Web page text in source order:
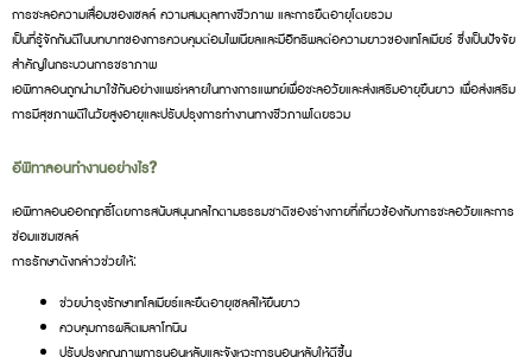
การชะลอความเสื่อมของเซลล์ ความสมดุลทางชีวภาพ และการยืดอายุโดยรวม
เป็นที่รู้จักกันดีในบทบาทของการควบคุมต่อมไพเนียลและมีอิทธิพลต่อความยาวของเทโลเมียร์ ซึ่งเป็นปัจจัย
สำคัญในกระบวนการชราภาพ
เอพิทาลอนถูกนำมาใช้กันอย่างแพร่หลายในทางการแพทย์เพื่อชะลอวัยและส่งเสริมอายุยืนยาว เพื่อส่งเสริม
การมีสุขภาพดีในวัยสูงอายุและปรับปรุงการทำงานทางชีวภาพโดยรวม
อีพิทาลอนทำงานอย่างไร?
เอพิทาลอนออกฤทธิ์โดยการสนับสนุนกลไกตามธรรมชาติของร่างกายที่เกี่ยวข้องกับการชะลอวัยและการ
ซ่อมแซมเซลล์
การรักษาดังกล่าวช่วยให้:
ช่วยบำรุงรักษาเทโลเมียร์และยืดอายุเซลล์ให้ยืนยาว
ควบคุมการผลิตเมลาโทนิน
ปรับปรุงคุณภาพการนอนหลับและจังหวะการนอนหลับให้ดีขึ้น